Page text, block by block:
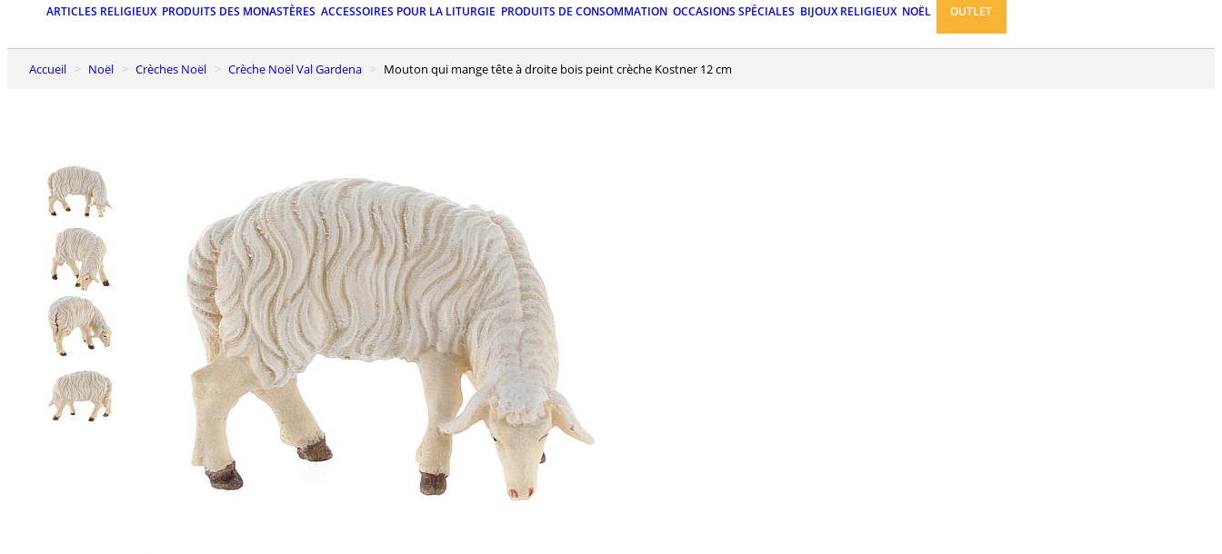
ARTICLES RELIGIEUX PRODUITS DES MONASTÈRES ACCESSOIRES POUR LA LITURGIE PRODUITS DE CONSOMMATION OCCASIONS SPÉCIALES BIJOUX RELIGIEUX NOËL OUTLET
Accueil Noël Crèches Noël Crèche Noël Val Gardena Mouton qui mange tête à droite bois peint crèche Kostner 12 cm